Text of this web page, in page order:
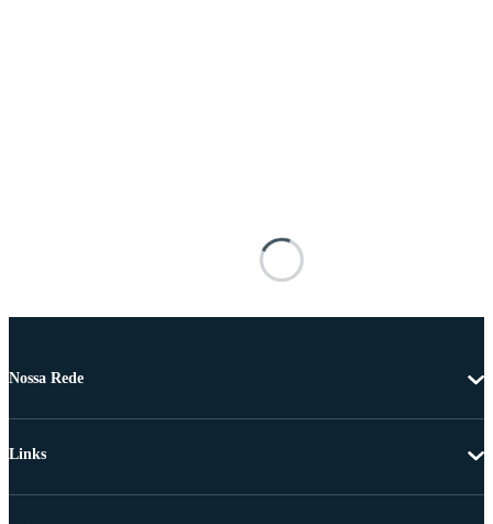
Nossa Rede
Links